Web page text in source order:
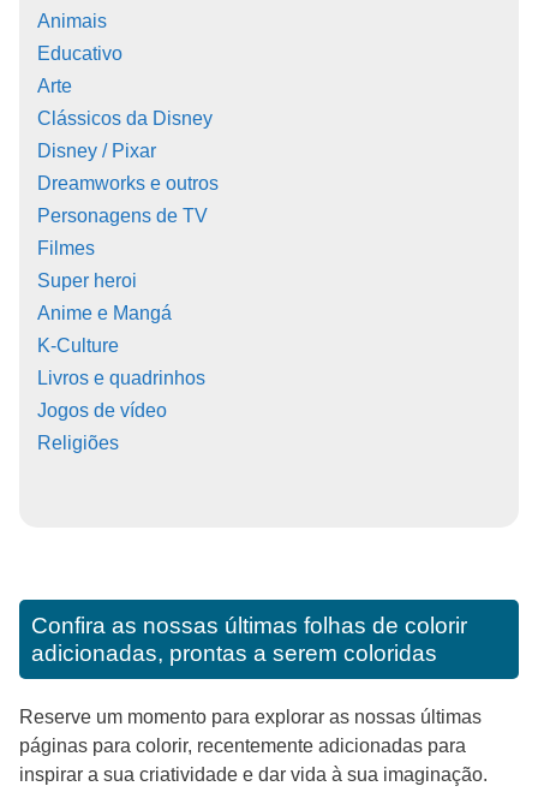
Animais
Educativo
Arte
Clássicos da Disney
Disney / Pixar
Dreamworks e outros
Personagens de TV
Filmes
Super heroi
Anime e Mangá
K-Culture
Livros e quadrinhos
Jogos de vídeo
Religiões
Confira as nossas últimas folhas de colorir
adicionadas, prontas a serem coloridas
Reserve um momento para explorar as nossas últimas
páginas para colorir, recentemente adicionadas para
inspirar a sua criatividade e dar vida à sua imaginação.